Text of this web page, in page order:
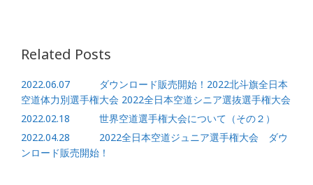
Related Posts
2022.06.07 ダウンロード販売開始！2022北斗旗全日本
空道体力別選手権大会 2022全日本空道シニア選抜選手権大会
2022.02.18 世界空道選手権大会について（その２）
2022.04.28 2022全日本空道ジュニア選手権大会 ダウ
ンロード販売開始！